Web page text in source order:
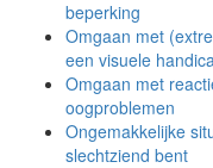
beperking
Omgaan met
een visuele
Omgaan met
oogproblemen
Ongemakkelijke
slechtziend bent